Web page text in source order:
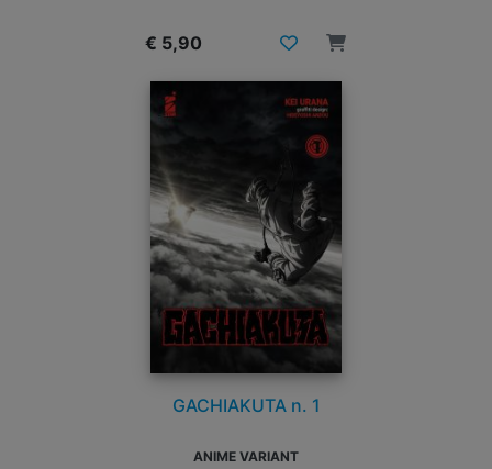
€ 5,90
GACHIAKUTA n. 1
ANIME VARIANT